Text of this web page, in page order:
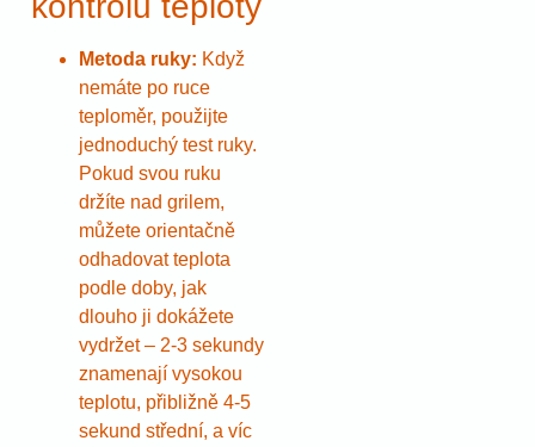
Metoda ruky: Když
nemáte po ruce
teploměr, použijte
jednoduchý test ruky.
Pokud svou ruku
držíte nad grilem,
můžete orientačně
odhadovat teplota
podle doby, jak
dlouho ji dokážete
vydržet – 2-3 sekundy
znamenají vysokou
teplotu, přibližně 4-5
sekund střední, a víc